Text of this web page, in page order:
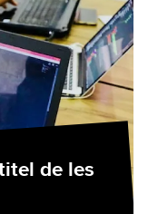
de les